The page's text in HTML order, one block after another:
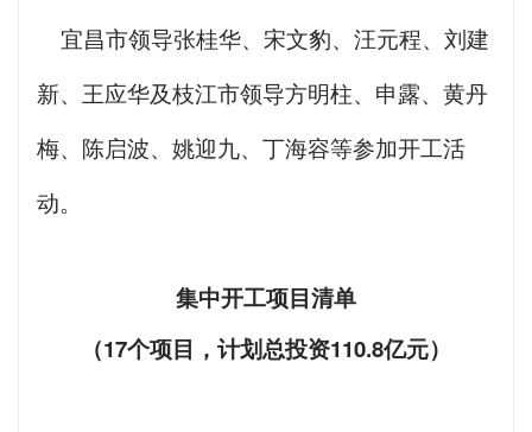
宜昌市领导张桂华、宋文豹、汪元程、刘建
新、王应华及枝江市领导方明柱、申露、黄丹
梅、陈启波、姚迎九、丁海容等参加开工活
动。
集中开工项目清单
（17个项目，计划总投资110.8亿元）